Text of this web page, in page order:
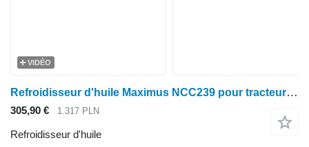
VIDÉO
Refroidisseur d'huile Maximus NCC239 pour tracteur à roues Deutz-Fahr AGROTRON 165 M600 M610 M620 M640 M650
305,90 € 1.317 PLN
Refroidisseur d'huile